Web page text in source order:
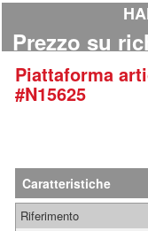
Prezzo su
Piattaforma
#N15625
Caratteristiche
Riferimento